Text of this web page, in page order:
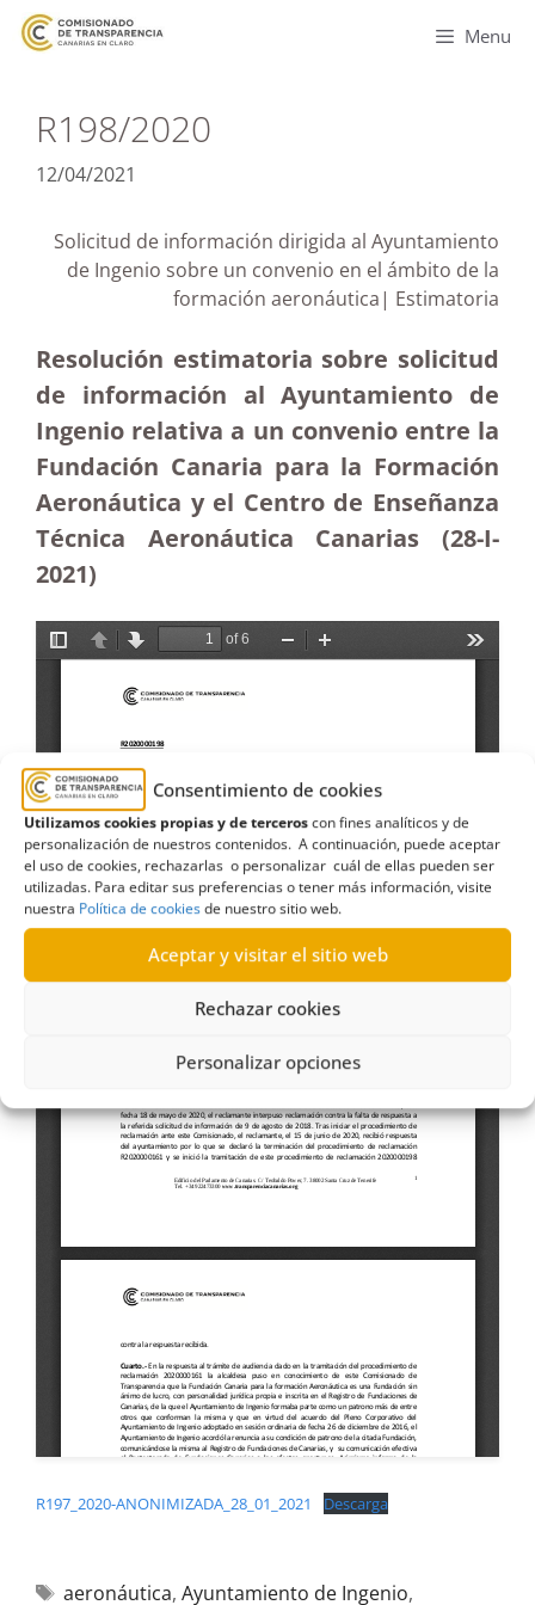
Consentimiento de cookies
Utilizamos cookies propias y de terceroscon fines analíticos y de
personalización de nuestros contenidos. A continuación, puede aceptar
el uso de cookies, rechazarlas o personalizar cuál de ellas pueden ser
utilizadas. Para editar sus preferencias o tener más información, visite
nuestra Política de cookiesde nuestro sitio web.
Aceptar y visitar el sitio web
Rechazar cookies
Personalizar opciones
Menu
R198/2020
12/04/2021
Solicitud de información dirigida al Ayuntamiento
de Ingenio sobre un convenio en el ámbito de la
formación aeronáutica| Estimatoria
Resolución estimatoria sobre solicitud
de información al Ayuntamiento de
Ingenio relativa a un convenio entre la
Fundación Canaria para la Formación
Aeronáutica y el Centro de Enseñanza
Técnica Aeronáutica Canarias (28-I-
2021)
R197_2020-ANONIMIZADA_28_01_2021 Descarga
aeronáutica, Ayuntamiento de Ingenio,